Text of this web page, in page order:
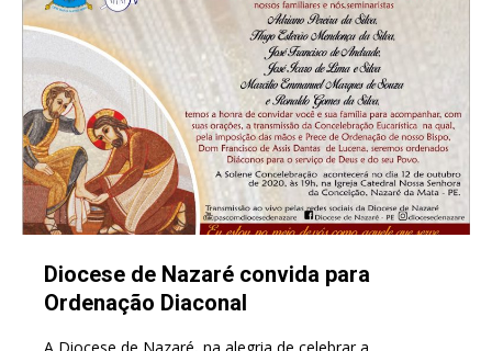
Diocese de Nazaré convida para
Ordenação Diaconal